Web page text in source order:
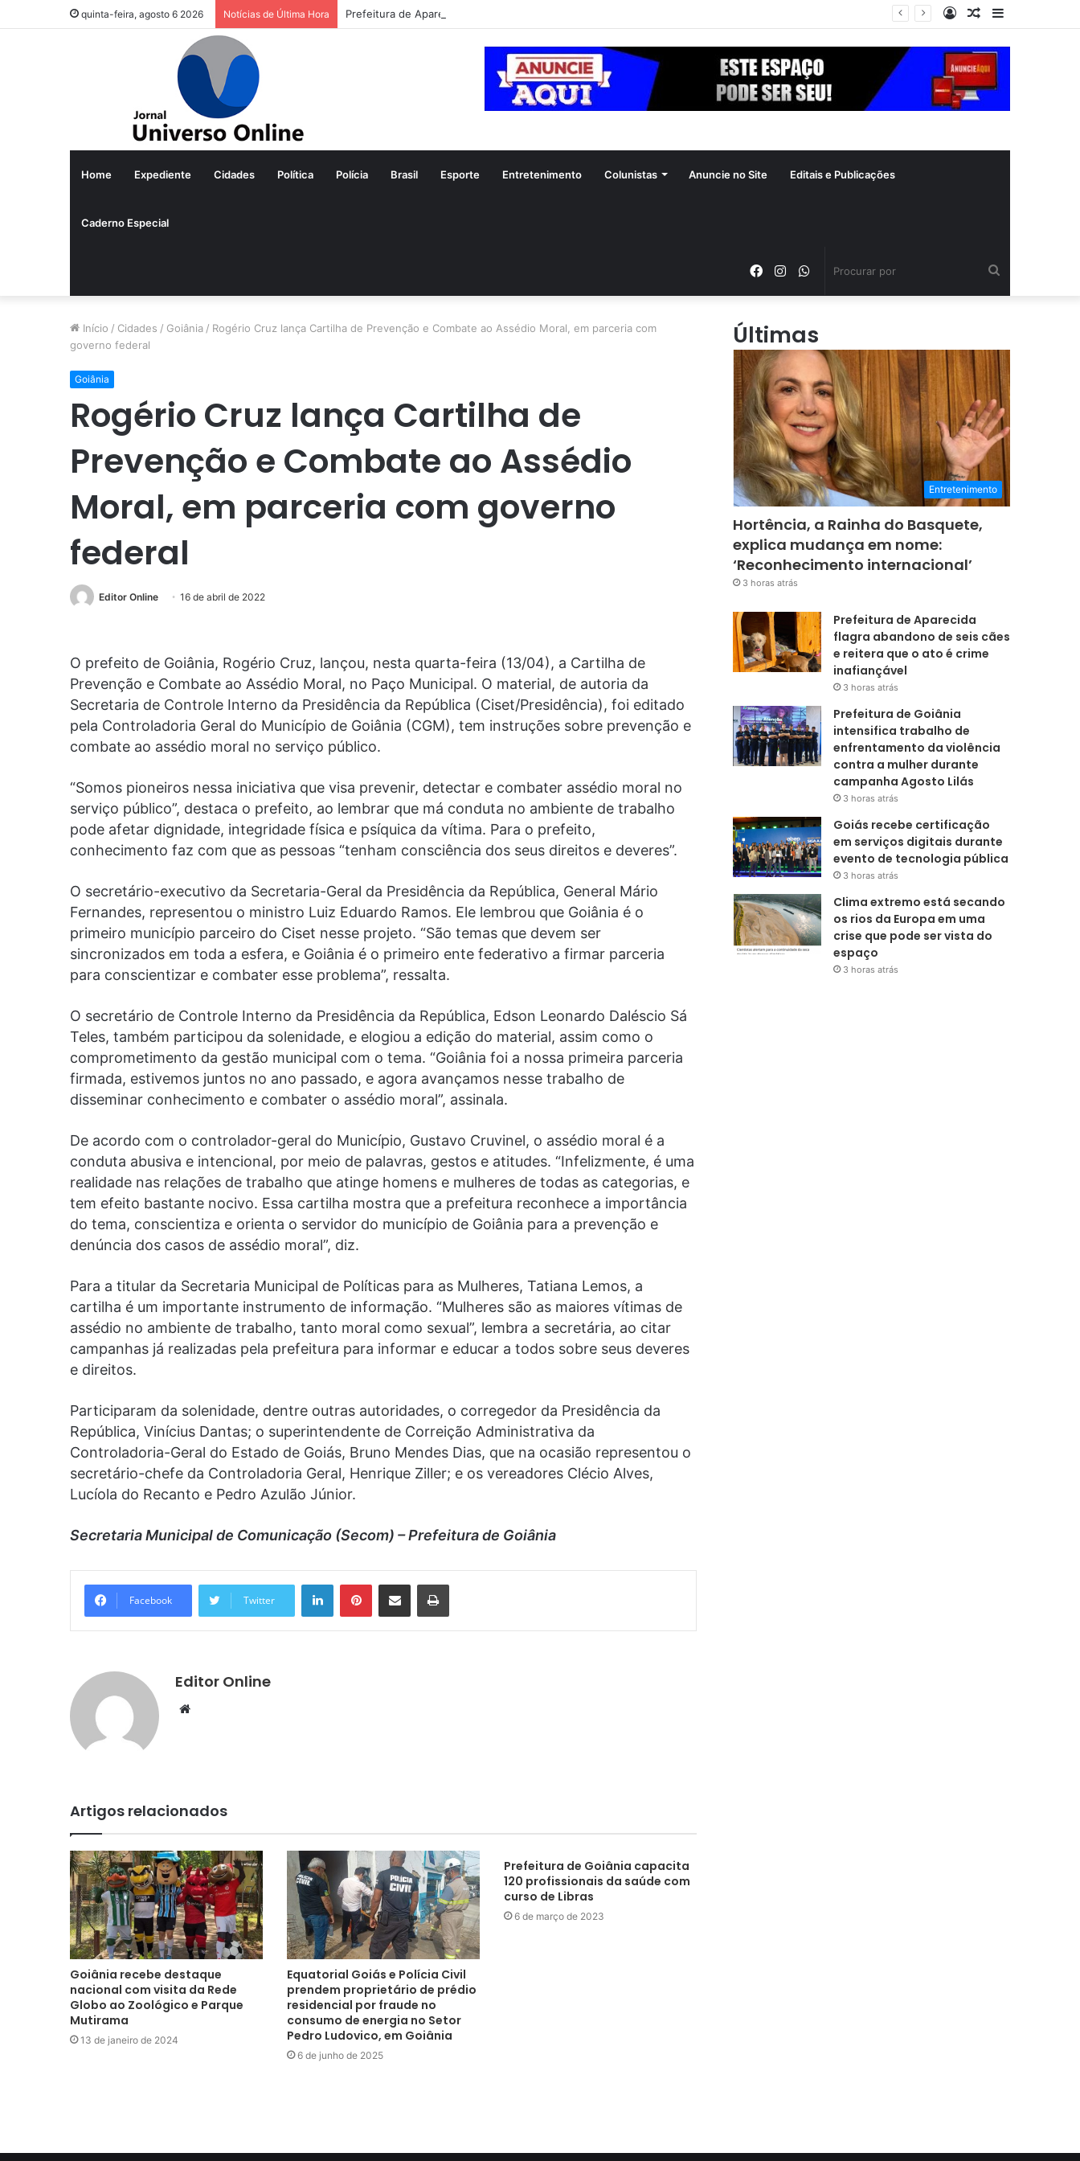
quinta-feira, agosto 6 2026 Notícias de Última Hora Prefeitura de Aparecida flagra abandono de seis cães e reitera que o ato é crime inafiançável
Barra
Artigo
Entrar
Home Expediente Cidades Política Polícia Brasil Esporte Entretenimento Colunistas Anuncie no Site Editais e Publicações
Caderno Especial
WhatsApp
Instagram
Facebook
Início / Cidades / Goiânia / Rogério Cruz lança Cartilha de Prevenção e Combate ao Assédio Moral, em parceria com
governo federal
Goiânia
Rogério Cruz lança Cartilha de
Prevenção e Combate ao Assédio
Moral, em parceria com governo
federal
Editor Online 16 de abril de 2022
O prefeito de Goiânia, Rogério Cruz, lançou, nesta quarta-feira (13/04), a Cartilha de
Prevenção e Combate ao Assédio Moral, no Paço Municipal. O material, de autoria da
Secretaria de Controle Interno da Presidência da República (Ciset/Presidência), foi editado
pela Controladoria Geral do Município de Goiânia (CGM), tem instruções sobre prevenção e
combate ao assédio moral no serviço público.
“Somos pioneiros nessa iniciativa que visa prevenir, detectar e combater assédio moral no
serviço público”, destaca o prefeito, ao lembrar que má conduta no ambiente de trabalho
pode afetar dignidade, integridade física e psíquica da vítima. Para o prefeito,
conhecimento faz com que as pessoas “tenham consciência dos seus direitos e deveres”.
O secretário-executivo da Secretaria-Geral da Presidência da República, General Mário
Fernandes, representou o ministro Luiz Eduardo Ramos. Ele lembrou que Goiânia é o
primeiro município parceiro do Ciset nesse projeto. “São temas que devem ser
sincronizados em toda a esfera, e Goiânia é o primeiro ente federativo a firmar parceria
para conscientizar e combater esse problema”, ressalta.
O secretário de Controle Interno da Presidência da República, Edson Leonardo Daléscio Sá
Teles, também participou da solenidade, e elogiou a edição do material, assim como o
comprometimento da gestão municipal com o tema. “Goiânia foi a nossa primeira parceria
firmada, estivemos juntos no ano passado, e agora avançamos nesse trabalho de
disseminar conhecimento e combater o assédio moral”, assinala.
De acordo com o controlador-geral do Município, Gustavo Cruvinel, o assédio moral é a
conduta abusiva e intencional, por meio de palavras, gestos e atitudes. “Infelizmente, é uma
realidade nas relações de trabalho que atinge homens e mulheres de todas as categorias, e
tem efeito bastante nocivo. Essa cartilha mostra que a prefeitura reconhece a importância
do tema, conscientiza e orienta o servidor do município de Goiânia para a prevenção e
denúncia dos casos de assédio moral”, diz.
Para a titular da Secretaria Municipal de Políticas para as Mulheres, Tatiana Lemos, a
cartilha é um importante instrumento de informação. “Mulheres são as maiores vítimas de
assédio no ambiente de trabalho, tanto moral como sexual”, lembra a secretária, ao citar
campanhas já realizadas pela prefeitura para informar e educar a todos sobre seus deveres
e direitos.
Participaram da solenidade, dentre outras autoridades, o corregedor da Presidência da
República, Vinícius Dantas; o superintendente de Correição Administrativa da
Controladoria-Geral do Estado de Goiás, Bruno Mendes Dias, que na ocasião representou o
secretário-chefe da Controladoria Geral, Henrique Ziller; e os vereadores Clécio Alves,
Lucíola do Recanto e Pedro Azulão Júnior.
Secretaria Municipal de Comunicação (Secom) – Prefeitura de Goiânia
Facebook Twitter
LinkedinPinterestCompartilhar via e-mail Imprimir
Editor Online
Website
Artigos relacionados
Goiânia recebe destaque
nacional com visita da Rede
Globo ao Zoológico e Parque
Mutirama
13 de janeiro de 2024
Equatorial Goiás e Polícia Civil
prendem proprietário de prédio
residencial por fraude no
consumo de energia no Setor
Pedro Ludovico, em Goiânia
6 de junho de 2025
Prefeitura de Goiânia capacita
120 profissionais da saúde com
curso de Libras
6 de março de 2023
Últimas
Entretenimento
Hortência, a Rainha do Basquete,
explica mudança em nome:
‘Reconhecimento internacional’
3 horas atrás
Prefeitura de Aparecida
flagra abandono de seis cães
e reitera que o ato é crime
inafiançável
3 horas atrás
Prefeitura de Goiânia
intensifica trabalho de
enfrentamento da violência
contra a mulher durante
campanha Agosto Lilás
3 horas atrás
Goiás recebe certificação
em serviços digitais durante
evento de tecnologia pública
3 horas atrás
Clima extremo está secando
os rios da Europa em uma
crise que pode ser vista do
espaço
3 horas atrás